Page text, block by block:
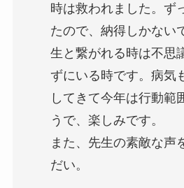
時は救われました。ず
たので、納得しかない
生と繋がれる時は不思
ずにいる時です。病気
してきて今年は行動範
うで、楽しみです。
また、先生の素敵な声
だい。